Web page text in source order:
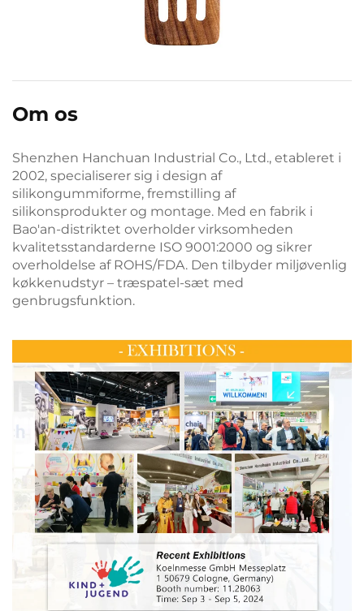
Om os
Shenzhen Hanchuan Industrial Co., Ltd., etableret i
2002, specialiserer sig i design af
silikongummiforme, fremstilling af
silikonsprodukter og montage. Med en fabrik i
Bao'an-distriktet overholder virksomheden
kvalitetsstandarderne ISO 9001:2000 og sikrer
overholdelse af ROHS/FDA. Den tilbyder miljøvenlig
køkkenudstyr – træspatel-sæt med
genbrugsfunktion.